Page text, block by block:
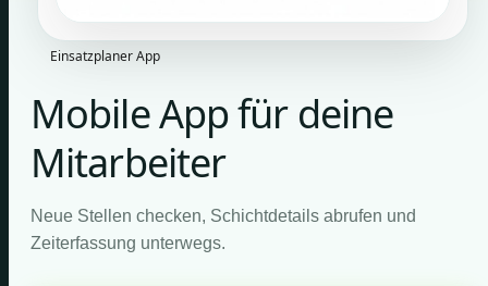
Einsatzplaner App
Mobile App für deine
Mitarbeiter
Neue Stellen checken, Schichtdetails abrufen und
Zeiterfassung unterwegs.